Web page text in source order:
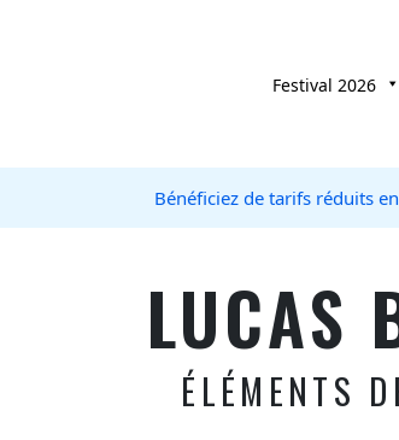
Festival 2026
Bénéficiez de tarifs réduits
LUCAS
ÉLÉMENTS